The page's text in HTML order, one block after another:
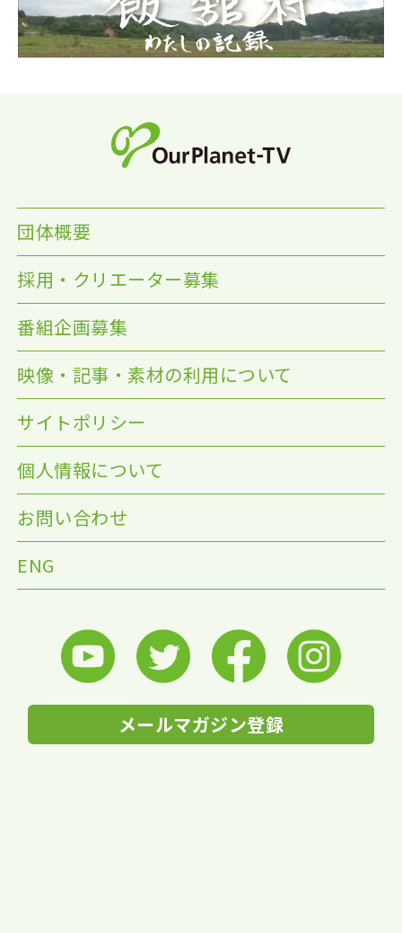
団体概要
採用・クリエーター募集
番組企画募集
映像・記事・素材の利用について
サイトポリシー
個人情報について
お問い合わせ
ENG
メールマガジン登録